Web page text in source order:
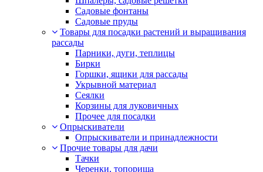
Садовые фонтаны
Садовые пруды
Товары для посадки растений и выращивания
рассады
Парники, дуги, теплицы
Бирки
Горшки, ящики для рассады
Укрывной материал
Сеялки
Корзины для луковичных
Прочее для посадки
Опрыскиватели
Опрыскиватели и принадлежности
Прочие товары для дачи
Тачки
Черенки, топорища